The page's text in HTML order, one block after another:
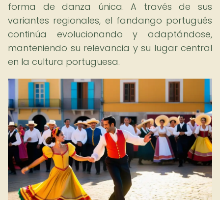
forma de danza única. A través de sus
variantes regionales, el fandango portugués
continúa evolucionando y adaptándose,
manteniendo su relevancia y su lugar central
en la cultura portuguesa.